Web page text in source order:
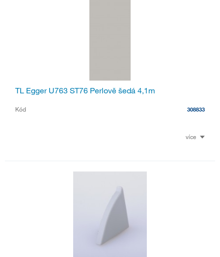
TL Egger U763 ST76 Perlově šedá 4,1m
Kód 308833
více